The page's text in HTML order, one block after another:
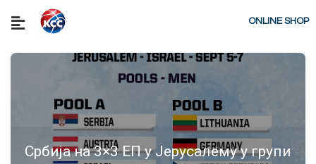
ONLINE SHOP
Србија на 3×3 EП у Јерусалему у групи